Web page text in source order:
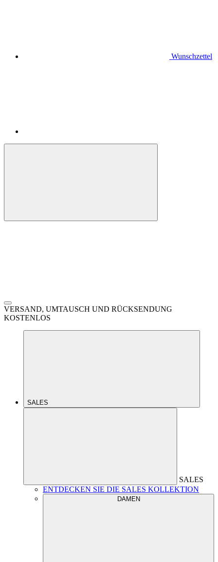
Wunschzettel
VERSAND, UMTAUSCH UND RÜCKSENDUNG
KOSTENLOS
SALES
SALES
ENTDECKEN SIE DIE SALES KOLLEKTION
DAMEN